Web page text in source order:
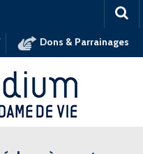
Dons & Parrainages